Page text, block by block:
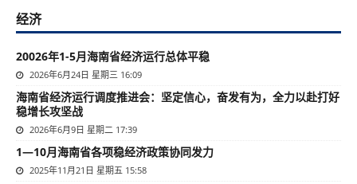
经济
20026年1-5月海南省经济运行总体平稳
2026年6月24日 星期三 16:09
海南省经济运行调度推进会：坚定信心，奋发有为，全力以赴打好
稳增长攻坚战
2026年6月9日 星期二 17:39
1—10月海南省各项稳经济政策协同发力
2025年11月21日 星期五 15:58